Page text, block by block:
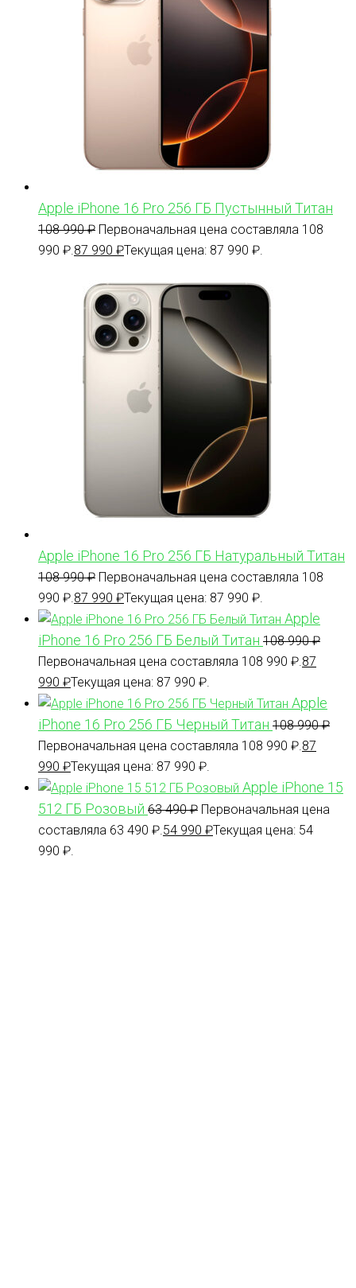
Apple iPhone 16 Pro 256 ГБ Пустынный Титан
108 990₽ Первоначальная цена составляла 108
990 ₽. 87 990 ₽Текущая цена: 87 990 ₽.
Apple iPhone 16 Pro 256 ГБ Натуральный Титан
108 990₽ Первоначальная цена составляла 108
990 ₽. 87 990 ₽Текущая цена: 87 990 ₽.
Apple
iPhone 16 Pro 256 ГБ Белый Титан 108 990₽
Первоначальная цена составляла 108 990 ₽. 87
990 ₽Текущая цена: 87 990 ₽.
Apple
iPhone 16 Pro 256 ГБ Черный Титан 108 990₽
Первоначальная цена составляла 108 990 ₽. 87
990 ₽Текущая цена: 87 990 ₽.
Apple iPhone 15
512 ГБ Розовый 63 490₽ Первоначальная цена
составляла 63 490 ₽. 54 990 ₽Текущая цена: 54
990 ₽.